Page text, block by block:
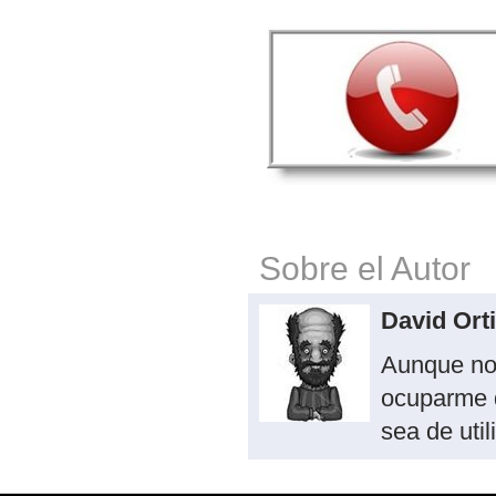
Sobre el Autor
David
Aunque
ocuparme
sea de